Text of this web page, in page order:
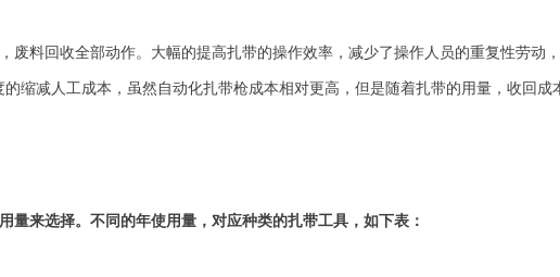
废料回收全部动作。大幅的提高扎带的操作效率，减少了操作人员的重复性劳动
缩减人工成本，虽然自动化扎带枪成本相对更高，但是随着扎带的用量，收回
来选择。不同的年使用量，对应种类的扎带工具，如下表：